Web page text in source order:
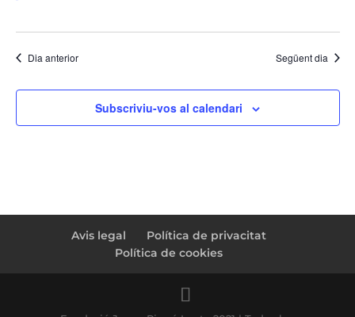
Dia anterior Següent dia
Subscriviu-vos al calendari
Avis legal
Política de privacitat
Política de cookies